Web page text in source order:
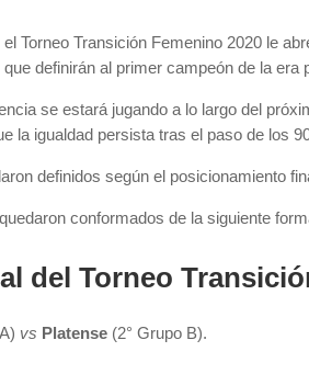
Torneo Transición Femenino 2020 le
definirán al primer campeón de la era
se estará jugando a lo largo del
la igualdad persista tras el paso de los
definidos según el posicionamiento
conformados de la siguiente
del Torneo
vs Platense (2° Grupo B).